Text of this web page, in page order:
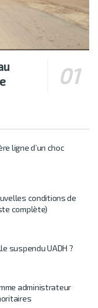
ligne d’un choc
conditions de
complète)
suspendu UADH ?
administrateur